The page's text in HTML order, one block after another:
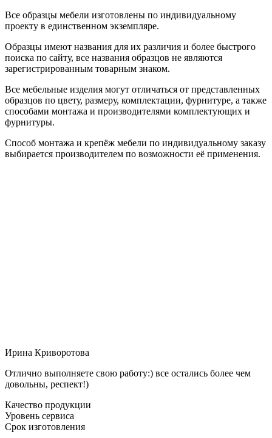
Все образцы мебели изготовлены по индивидуальному
проекту в единственном экземпляре.
Образцы имеют названия для их различия и более быстрого
поиска по сайту, все названия образцов не являются
зарегистрированным товарным знаком.
Все мебельные изделия могут отличаться от представленных
образцов по цвету, размеру, комплектации, фурнитуре, а также
способами монтажа и производителями комплектующих и
фурнитуры.
Способ монтажа и крепёж мебели по индивидуальному заказу
выбирается производителем по возможности её применения.
Ирина Криворотова
Отлично выполняете свою работу:) все остались более чем
довольны, респект!)
Качество продукции
Уровень сервиса
Срок изготовления